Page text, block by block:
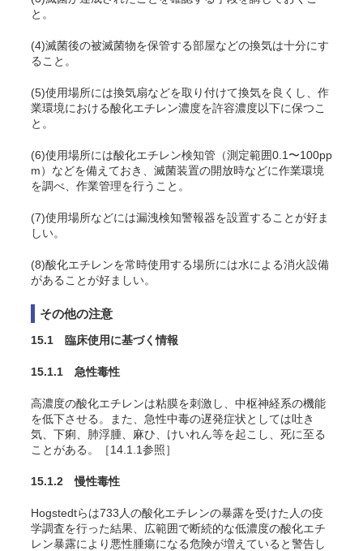
と。
(4)滅菌後の被滅菌物を保管する部屋などの換気は十分にす
ること。
(5)使用場所には換気扇などを取り付けて換気を良くし、作
業環境における酸化エチレン濃度を許容濃度以下に保つこ
と 。
(6)使用場所には酸化エチレン検知管（測定範囲0.1〜100pp
m）などを備えておき、滅菌装置の開放時などに作業環境
を調べ、作業管理を行うこと 。
(7)使用場所などには漏洩検知警報器を設置することが好ま
しい。
(8)酸化エチレンを常時使用する場所には水による消火設備
があることが好ましい。
その他の注意
15.1 臨床使用に基づく情報
15.1.1 急性毒性
高濃度の酸化エチレンは粘膜を刺激し、中枢神経系の機能
を低下させる。また、急性中毒の遅発症状としては吐き
気、下痢、肺浮腫、麻ひ、けいれん等を起こし、死に至る
ことがある 。［14.1.1参照］
15.1.2 慢性毒性
Hogstedtらは733人の酸化エチレンの暴露を受けた人の疫
学調査を行った結果、広範囲で断続的な低濃度の酸化エチ
レン暴露により悪性腫瘍になる危険が増えていると警告し